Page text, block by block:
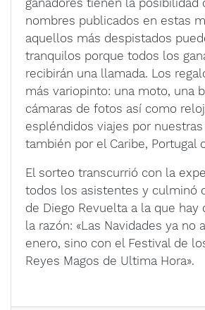
ganadores tienen la posibilidad
nombres publicados en estas
aquellos más despistados
tranquilos porque todos los
recibirán una llamada. Los
más variopinto: una moto, una
cámaras de fotos así como
espléndidos viajes por
también por el Caribe, Portugal
El sorteo transcurrió con la
todos los asistentes y culminó
de Diego Revuelta a la que hay
la razón: «Las Navidades ya no
enero, sino con el Festival de
Reyes Magos de Ultima Hora».